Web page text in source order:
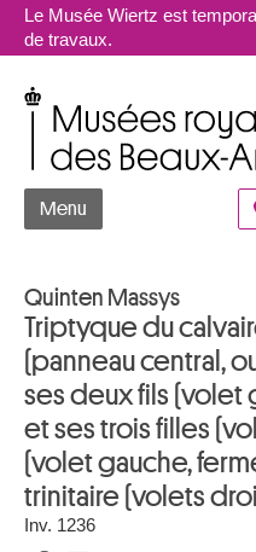
Le Musée Wiertz est
de travaux.
Menu
Quinten Massys
Triptyque du
(panneau central,
ses deux fils (volet
et ses trois filles
(volet gauche,
trinitaire (volets
Inv. 1236